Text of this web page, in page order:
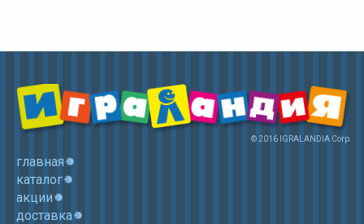
© 2016 IGRALANDIA Corp.
главная
каталог
акции
доставка